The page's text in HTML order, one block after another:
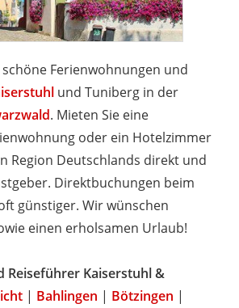
Ferienwohnungen und
und Tuniberg in der
. Mieten Sie eine
oder ein Hotelzimmer
Region Deutschlands direkt und
Direktbuchungen beim
günstiger. Wir wünschen
einen erholsamen Urlaub!
Reiseführer Kaiserstuhl &
| Bahlingen | Bötzingen |